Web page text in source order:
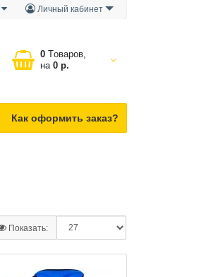
Личный кабинет
0 Tоваров,
на
0 р.
Как оформить заказ?
Показать: